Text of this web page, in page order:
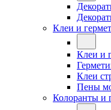
Клеи и
Клеи и
Клеи
Пены
Колоранты и